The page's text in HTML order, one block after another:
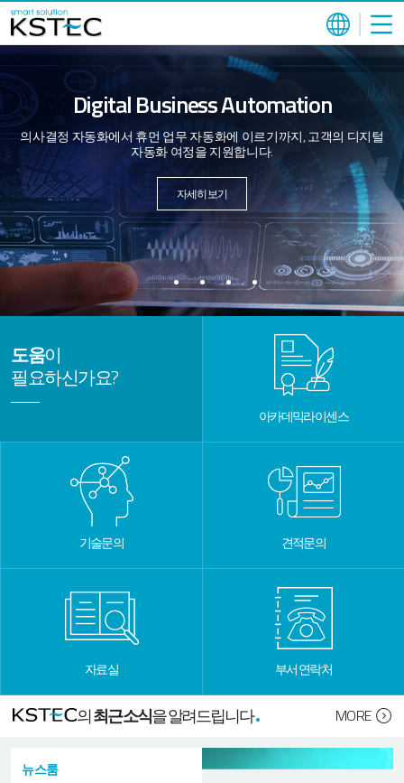
Digital Business Automation
의사결정 자동화에서 휴먼 업무 자동화에 이르기까지,고객의 디지털
자동화 여정을 지원합니다.
자세히보기
도움이
필요하신가요?
아카데믹라이센스
기술문의 견적문의
자료실 부서 연락처
의최근소식을 알려드립니다 MORE
뉴스룸